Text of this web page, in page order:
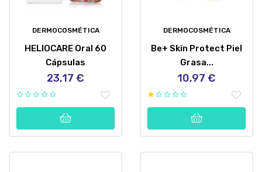
DERMOCOSMÉTICA
HELIOCARE Oral 60
Cápsulas
Precio
23,17 €
DERMOCOSMÉTICA
Be+ Skin Protect Piel
Grasa...
Precio
10,97 €